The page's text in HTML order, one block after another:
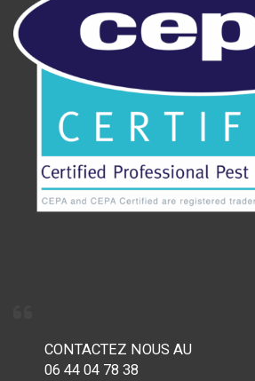
CONTACTEZ NOUS AU
06 44 04 78 38